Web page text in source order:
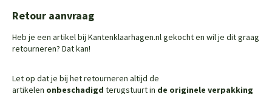
Retour aanvraag
Heb je een artikel bij Kantenklaarhagen.nl gekocht en wil je dit graag
retourneren? Dat kan!
Let op dat je bij het retourneren altijd de
artikelen onbeschadigd terugstuurt in de originele verpakking